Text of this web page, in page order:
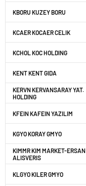
KBORU KUZEY BORU
KCAER KOCAER CELIK
KCHOL KOC HOLDING
KENT KENT GIDA
KERVN KERVANSARAY YAT.
HOLDING
KFEIN KAFEIN YAZILIM
KGYO KORAY GMYO
KIMMR KIM MARKET-ERSAN
ALISVERIS
KLGYO KILER GMYO